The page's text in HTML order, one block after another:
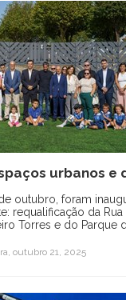
urbanos e
outubro, foram
requalificação da
Torres e do Parque
outubro 21, 2025